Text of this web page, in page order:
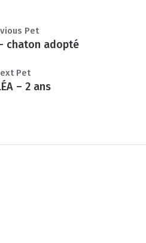
chaton adopté
Pet
– 2 ans
Pet